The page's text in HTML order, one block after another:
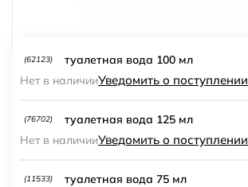
(62123)
туалетная вода 100 мл
Нет в наличииУведомить о поступлении
(76702)
туалетная вода 125 мл
Нет в наличииУведомить о поступлении
(11533)
туалетная вода 75 мл